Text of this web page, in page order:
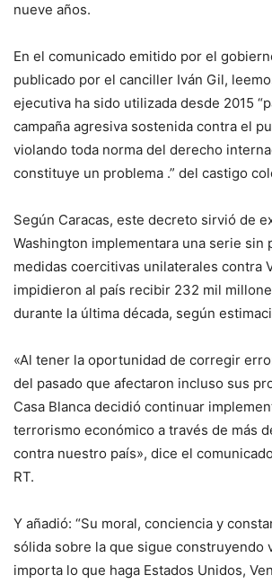
nueve años.
En el comunicado emitido por el
publicado por el canciller Iván Gil,
ejecutiva ha sido utilizada desde 2015
campaña agresiva sostenida contra el
violando toda norma del derecho
constituye un problema .” del castigo
Según Caracas, este decreto sirvió de
Washington implementara una serie sin
medidas coercitivas unilaterales contra
impidieron al país recibir 232 mil
durante la última década, según
«Al tener la oportunidad de corregir
del pasado que afectaron incluso sus
Casa Blanca decidió continuar
terrorismo económico a través de más
contra nuestro país», dice el
RT.
Y añadió: “Su moral, conciencia y
sólida sobre la que sigue construyendo
importa lo que haga Estados Unidos,